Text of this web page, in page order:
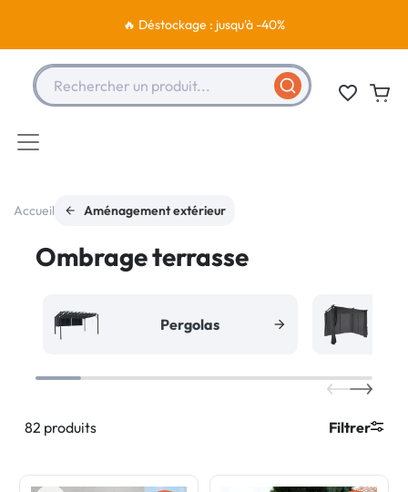
🔥 Déstockage : jusqu'à -40%
Rechercher un produit... favorite_border
Accueil Aménagement extérieur
Ombrage terrasse
Pergolas
82 produits Filtrer